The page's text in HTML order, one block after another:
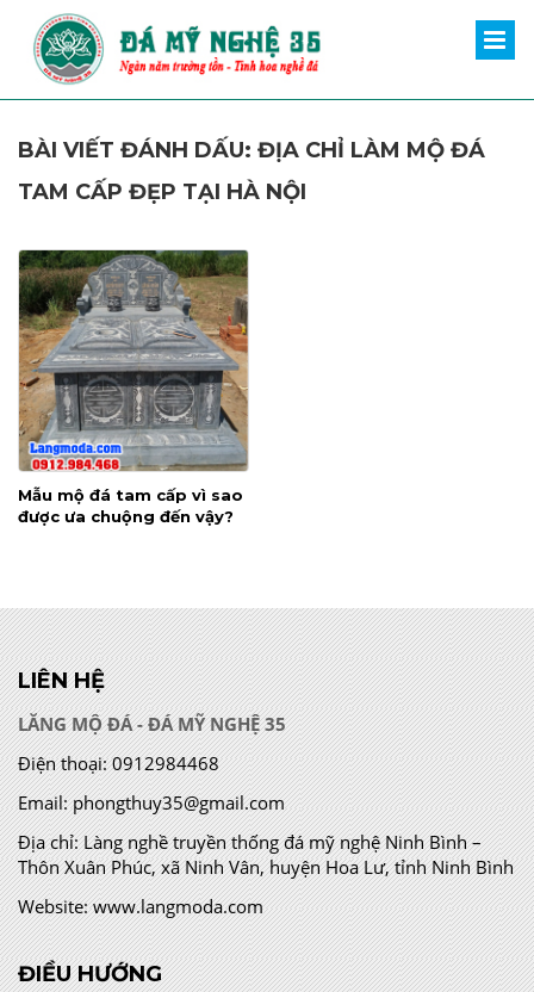
BÀI VIẾT ĐÁNH DẤU: ĐỊA CHỈ LÀM MỘ ĐÁ
TAM CẤP ĐẸP TẠI HÀ NỘI
Mẫu mộ đá tam cấp vì sao
được ưa chuộng đến vậy?
LIÊN HỆ
LĂNG MỘ ĐÁ - ĐÁ MỸ NGHỆ 35
Điện thoại: 0912984468
Email: phongthuy35@gmail.com
Địa chỉ:Làng nghề truyền thống đá mỹ nghệ Ninh Bình –
Thôn Xuân Phúc, xã Ninh Vân, huyện Hoa Lư, tỉnh Ninh Bình
Website: www.langmoda.com
ĐIỀU HƯỚNG